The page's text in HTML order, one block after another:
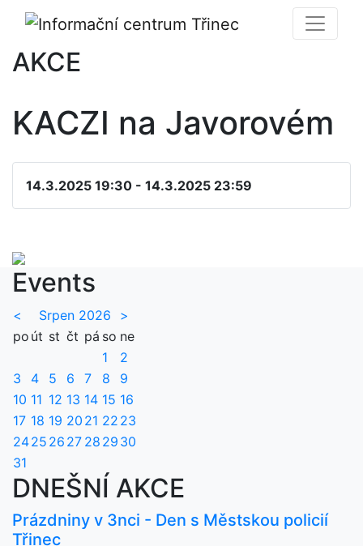
AKCE
KACZI na Javorovém
14.3.2025 19:30 - 14.3.2025 23:59
Events
< Srpen 2026
>
po út st čt pá so ne
1
2
3
4 5 6 7 8
9
10 11 12 13 14 15 16
17 18 19 20 21 22 23
2425 26 27 28 29 30
31
DNEŠNÍ AKCE
Prázdniny v 3nci - Den s Městskou policií
Třinec